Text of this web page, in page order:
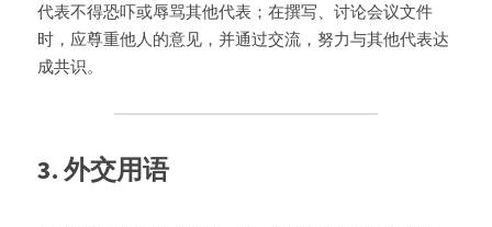
代表不得恐吓或辱骂其他代表；在撰写、讨论会议文件
时，应尊重他人的意见，并通过交流，努力与其他代表达
成共识。
3. 外交用语